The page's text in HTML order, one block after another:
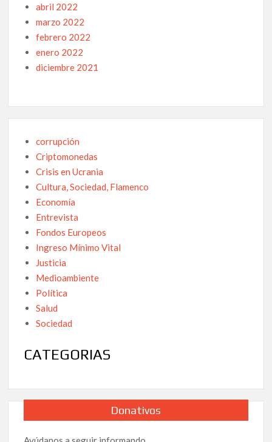
abril 2022
marzo 2022
febrero 2022
enero 2022
diciembre 2021
corrupción
Criptomonedas
Crisis en Ucrania
Cultura, Sociedad, Flamenco
Economía
Entrevista
Fondos Europeos
Ingreso Mínimo Vital
Justicia
Medioambiente
Política
Salud
Sociedad
CATEGORIAS
Donativos